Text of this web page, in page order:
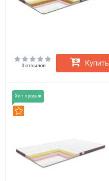
0 отзывов Купить
Хит продаж